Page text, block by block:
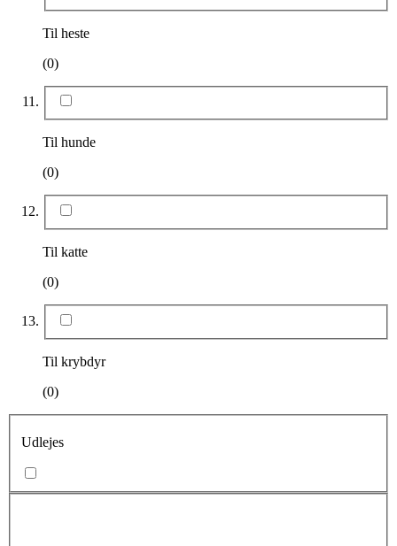
Til heste
(0)
Til hunde
(0)
Til katte
(0)
Til krybdyr
(0)
Udlejes